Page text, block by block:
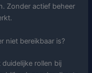
Zonder actief beheer
niet bereikbaar is?
rollen bij